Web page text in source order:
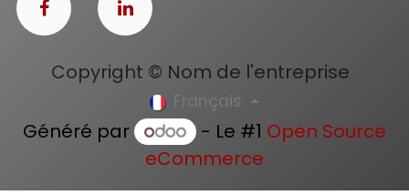
Copyright © Nom de l'entreprise
Français
Généré par - Le #1 Open Source
eCommerce